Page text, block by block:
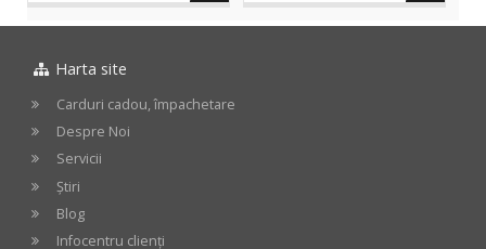
in in
Harta site
Carduri cadou, împachetare
Despre Noi
Servicii
Știri
Blog
Infocentru clienți